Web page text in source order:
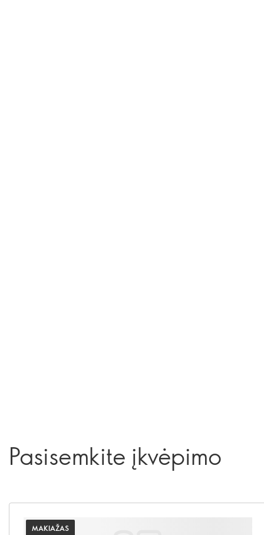
Pasisemkite įkvėpimo
MAKIAŽAS